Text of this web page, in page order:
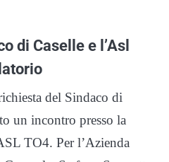
di Caselle e l’Asl
del Sindaco di
un incontro presso la
TO4. Per l’Azienda